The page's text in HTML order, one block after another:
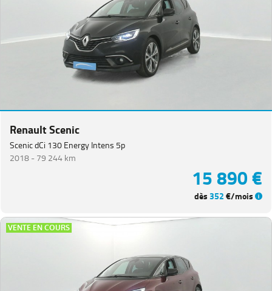
Renault Scenic
Scenic dCi 130 Energy Intens 5p
2018 -79 244 km
15 890 €
dès352€/mois
VENTE EN COURS